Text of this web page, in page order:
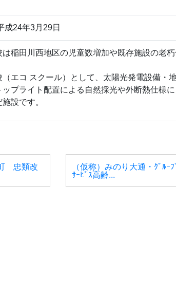
成24年3月29日
稲田川西地区の児童数増加や既存施設の老朽
エコ スクール）として、太陽光発電設備・
プライト配置による自然採光や外断熱仕様
設です。
忠類改
（仮称）みのり大通・ｸﾞﾙｰﾌ
ｻｰﾋﾞｽ高齢...